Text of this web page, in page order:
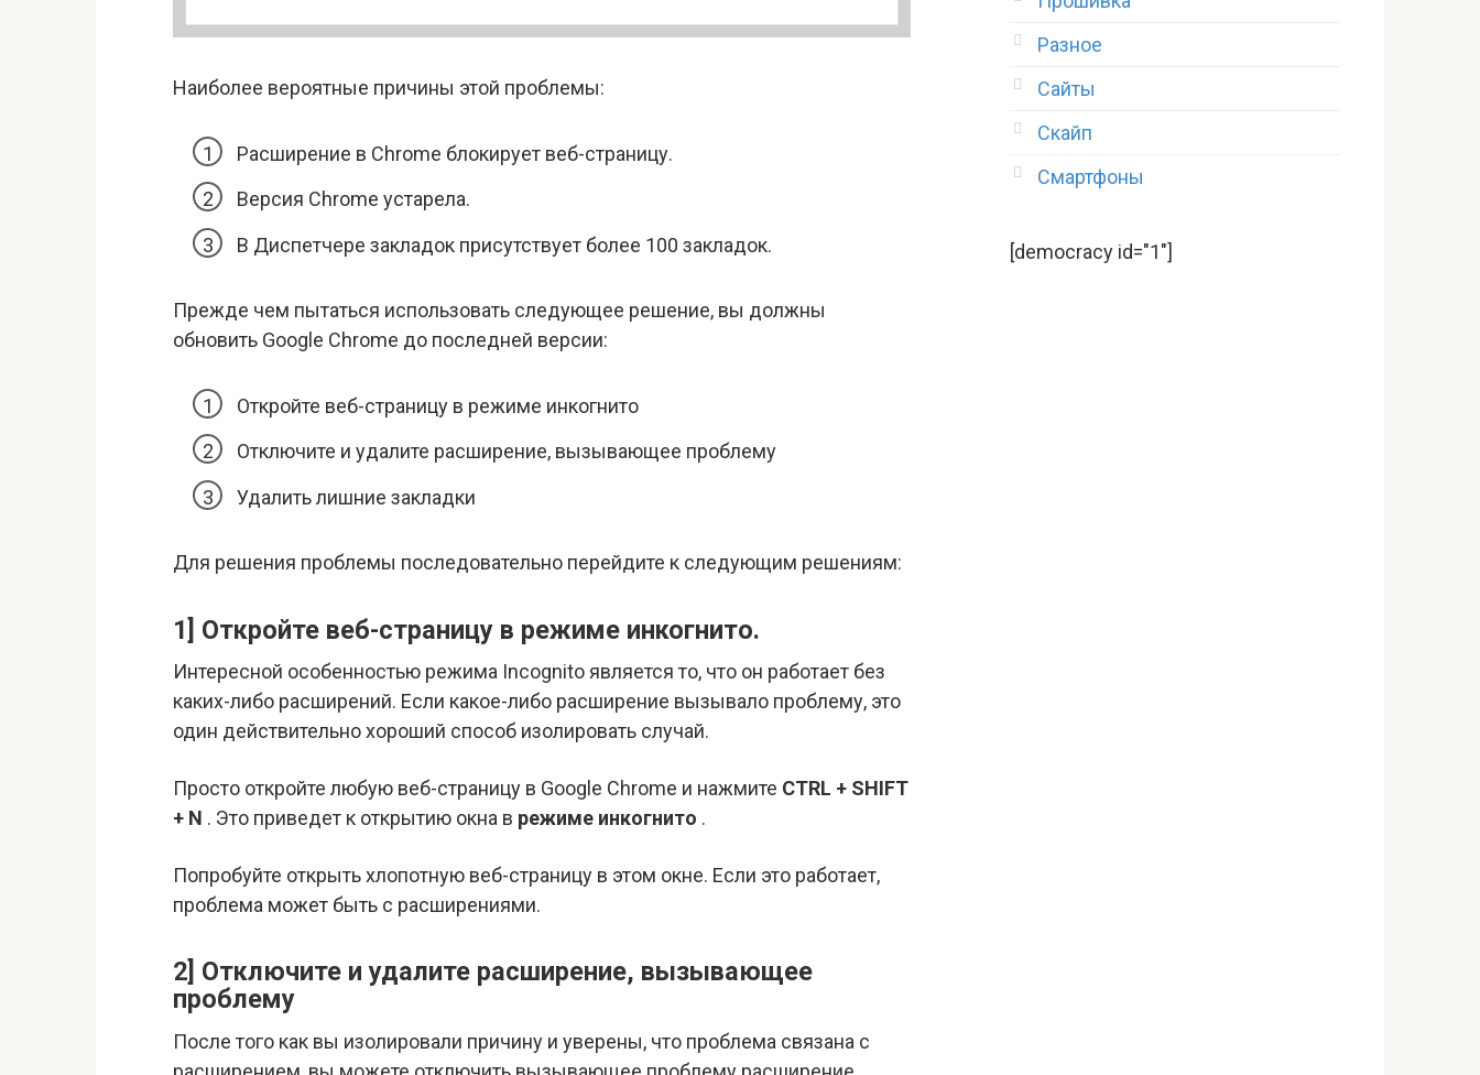
Наиболее вероятные причины этой проблемы:
Расширение в Chrome блокирует веб-страницу.
Версия Chrome устарела.
В Диспетчере закладок присутствует более 100 закладок.
Прежде чем пытаться использовать следующее решение, вы должны
обновить Google Chrome до последней версии:
Откройте веб-страницу в режиме инкогнито
Отключите и удалите расширение, вызывающее проблему
Удалить лишние закладки
Для решения проблемы последовательно перейдите к следующим решениям:
1] Откройте веб-страницу в режиме инкогнито.
Интересной особенностью режима Incognito является то, что он работает без
каких-либо расширений. Если какое-либо расширение вызывало проблему, это
один действительно хороший способ изолировать случай.
Просто откройте любую веб-страницу в Google Chrome и нажмите CTRL + SHIFT
+ N . Это приведет к открытию окна в режиме инкогнито .
Попробуйте открыть хлопотную веб-страницу в этом окне. Если это работает,
проблема может быть с расширениями.
2] Отключите и удалите расширение, вызывающее
проблему
После того как вы изолировали причину и уверены, что проблема связана с
Разное
Сайты
Скайп
Смартфоны
[democracy id="1"]